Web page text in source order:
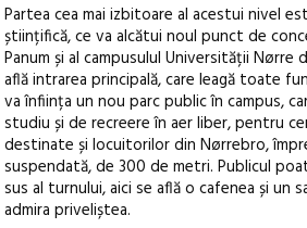
Partea cea mai izbitoare al acestui nivel
științifică, ce va alcătui noul punct de
Panum și al campusulul Universității Nørre
află intrarea principală, care leagă toate
va înființa un nou parc public în campus,
studiu și de recreere în aer liber, pentru
destinate și locuitorilor din Nørrebro,
suspendată, de 300 de metri. Publicul
sus al turnului, aici se află o cafenea și un
admira priveliștea.